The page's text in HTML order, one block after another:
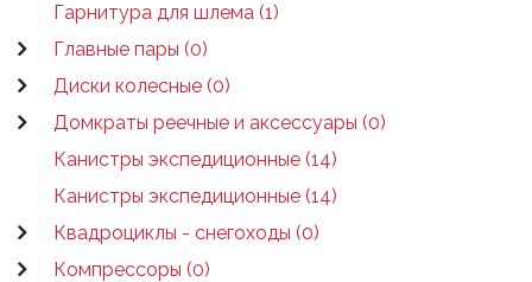
Гарнитура для шлема (1)
Главные пары (0)
Диски колесные (0)
Домкраты реечные и аксессуары (0)
Канистры экспедиционные (14)
Канистры экспедиционные (14)
Квадроциклы - снегоходы (0)
Компрессоры (0)